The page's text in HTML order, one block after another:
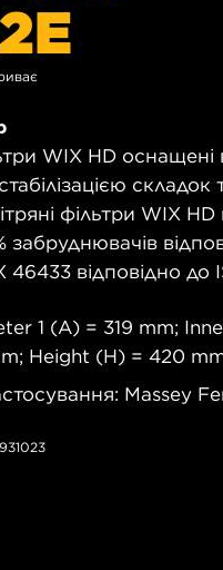
WIX HD
фільтри WIX
забруднювачів
відповідно до
1 (A) = 319 mm;
Height (H) = 420
Massey